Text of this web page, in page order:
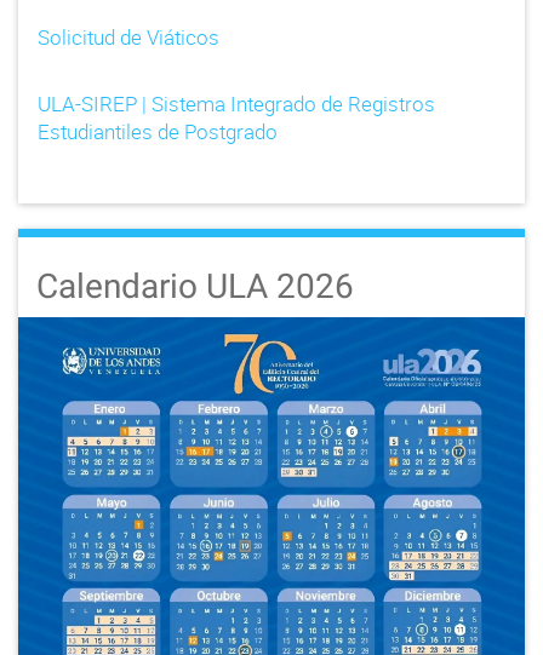
Solicitud de Viáticos
ULA-SIREP | Sistema Integrado de Registros
Estudiantiles de Postgrado
Calendario ULA 2026